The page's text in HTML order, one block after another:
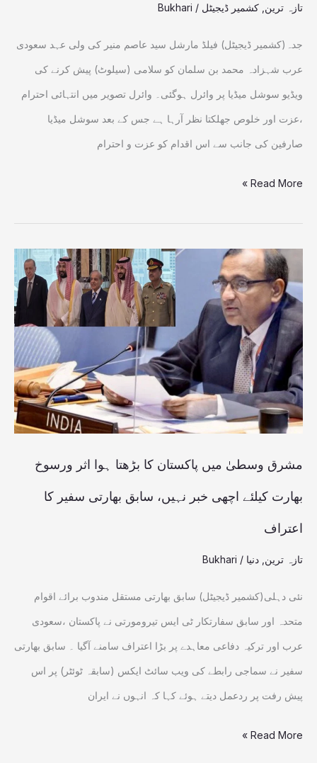
تازہ ترین کشمیر ڈیجیٹل /
Bukhari
جدہ(کشمیر ڈیجیٹل) فیلڈ مارشل سید عاصم منیر کی ولی عہد سعودی
عرب شہزادہ محمد بن سلمان کو سلامی (سیلوٹ) پیش کرنے کی
ویڈیو سوشل میڈیا پر وائرل ہوگئی۔ وائرل تصویر میں انتہائی احترام
،عزت اور خلوص جھلکتا نظر آرہا ہے جس کے بعد سوشل میڈیا
صارفین کی جانب سے اس اقدام کو عزت و احترام
ملاقات،احترام
Read More »
مشرق وسطیٰ میں پاکستان کا بڑھتا ہوا اثر ورسوخ
بھارت کیلئے اچھی خبر نہیں، سابق بھارتی سفیر کا
اعتراف
تازہ ترین دنیا /
Bukhari
نئی دہلی(کشمیر ڈیجیٹل) سابق بھارتی مستقل مندوب برائے اقوام
متحدہ اور سابق سفارتکار ٹی ایس تیرومورتی نے پاکستان ،سعودی
عرب اور ترکیہ دفاعی معاہدے پر بڑا اعتراف سامنے آگیا ۔ سابق بھارتی
سفیر نے سماجی رابطے کی ویب سائٹ ایکس (سابقہ ٹوئٹر) پر اس
پیش رفت پر ردعمل دیتے ہوئے کہا کہ انہوں نے ایران
مشرق
وسطیٰ
میں پاکستان
کا
بڑھتا
ہوا
اثر
ورسوخ
بھارت
اچھی
خبر
نہیں،
Read More »